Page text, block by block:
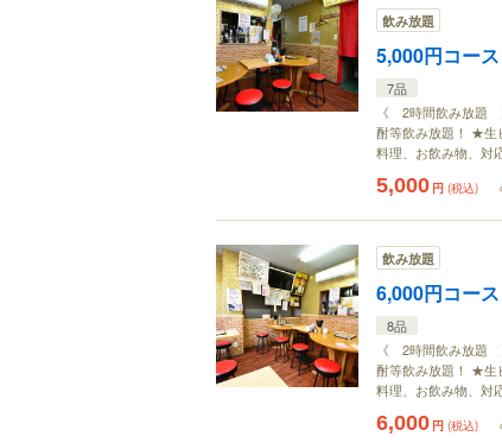
飲み放題
5,000円コー
7品
《 2時間飲み放題
酎等飲み放題！ ★生
料理、お飲み物、対
5,000 円 (税込)
飲み放題
6,000円コー
8品
《 2時間飲み放題
酎等飲み放題！ ★生
料理、お飲み物、対
6,000 円 (税込)